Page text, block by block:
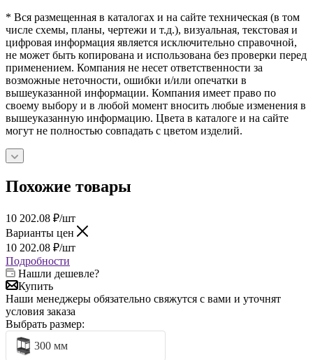
* Вся размещенная в каталогах и на сайте техническая (в том
числе схемы, планы, чертежи и т.д.), визуальная, текстовая и
цифровая информация является исключительно справочной,
не может быть копирована и использована без проверки перед
применением. Компания не несет ответственности за
возможные неточности, ошибки и/или опечатки в
вышеуказанной информации. Компания имеет право по
своему выбору и в любой момент вносить любые изменения в
вышеуказанную информацию. Цвета в каталоге и на сайте
могут не полностью совпадать с цветом изделий.
Похожие товары
10 202.08 ₽/шт
Варианты цен
10 202.08 ₽/шт
Подробности
Нашли дешевле?
Купить
Наши менеджеры обязательно свяжутся с вами и уточнят
условия заказа
Выбрать размер:
300 мм